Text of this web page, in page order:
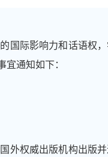
际影响力和话语权，
宜通知如下：
外权威出版机构出版